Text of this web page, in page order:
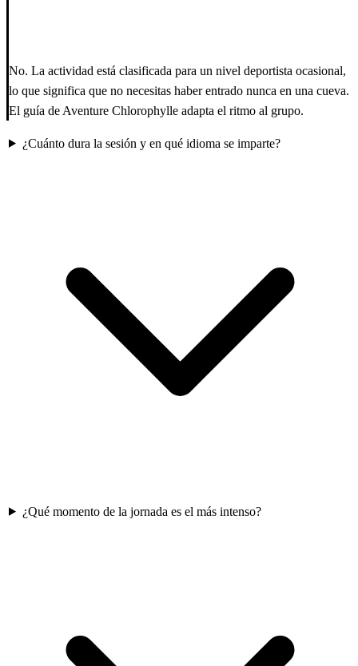
No. La actividad está clasificada para un nivel deportista ocasional,
lo que significa que no necesitas haber entrado nunca en una cueva.
El guía de Aventure Chlorophylle adapta el ritmo al grupo.
¿Cuánto dura la sesión y en qué idioma se imparte?
¿Qué momento de la jornada es el más intenso?